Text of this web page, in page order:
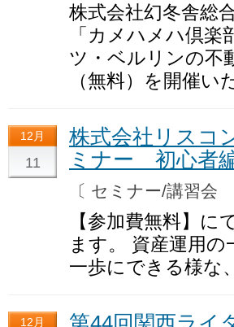
株式会社幻冬舎総
「カメハメハ倶
ツ・ベルリンの不
（無料）を開催
12月
11
株式会社リスコ
ミナー 初心者
〔 セミナー/講習
【参加費無料】
ます。 資産運用
一歩にできる様な
12月